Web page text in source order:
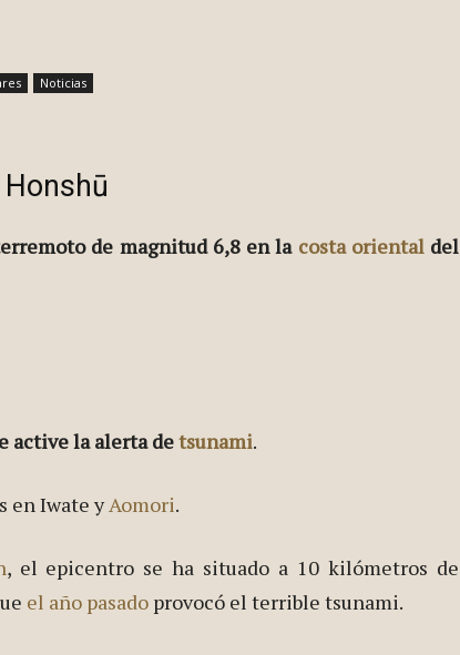
Noticias
de magnitud 6,8 en la costa orientaldel
active la alerta detsunami.
en Iwate yAomori.
, el epicentro se ha situado a 10 kilómetros de
el año pasado provocó el terrible tsunami.